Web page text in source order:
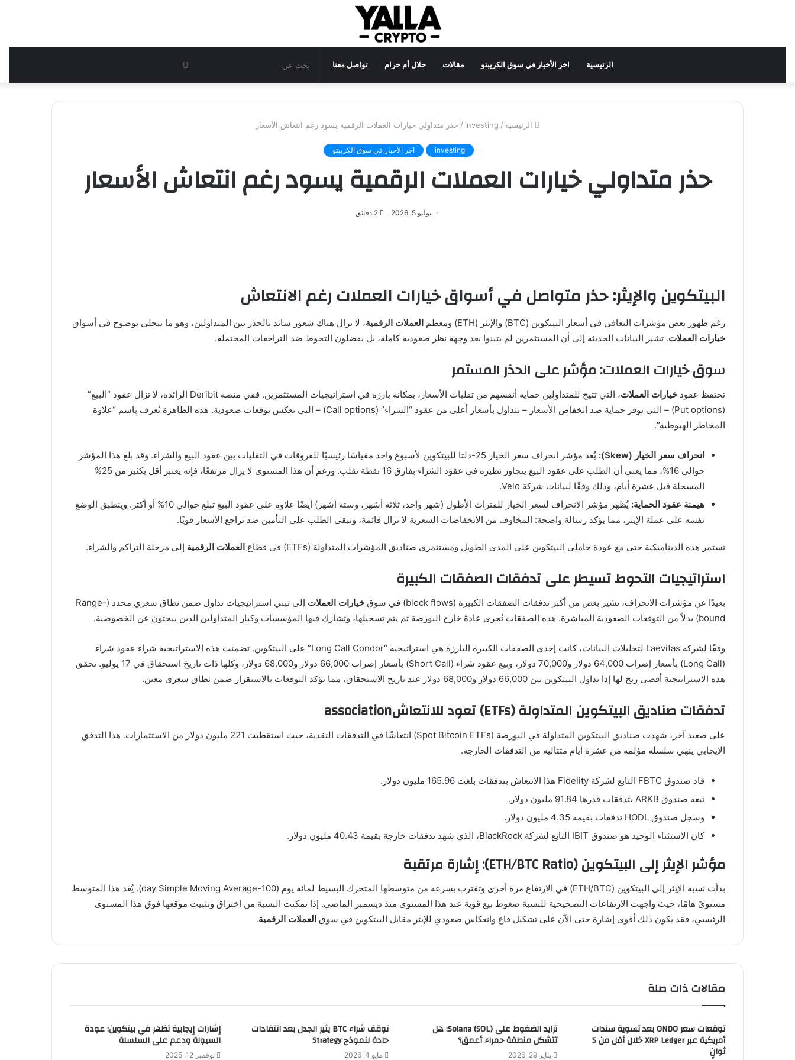
الرئيسية اخر الأخبار في سوق الكريبتو مقالات حلال أم حرام تواصل معنا
عن
الرئيسية /
investing
/ حذر متداولي خيارات العملات الرقمية يسود رغم انتعاش الأسعار
investing اخر الأخبار في سوق الكريبتو
حذر متداولي خيارات العملات الرقمية يسود رغم انتعاش الأسعار
يوليو 5, 2026 2 دقائق
البيتكوين والإيثر: حذر متواصل في أسواق خيارات العملات رغم الانتعاش
رغم ظهور بعض مؤشرات التعافي في أسعار البيتكوين (BTC) والإيثر (ETH) ومعظم العملات الرقمية، لا يزال هناك شعور سائد بالحذر بين المتداولين، وهو ما يتجلى بوضوح في أسواق
خيارات العملات. تشير البيانات الحديثة إلى أن المستثمرين لم يتبنوا بعد وجهة نظر صعودية كاملة، بل يفضلون التحوط ضد التراجعات المحتملة.
سوق خيارات العملات: مؤشر على الحذر المستمر
تحتفظ عقود خيارات العملات
، التي تتيح للمتداولين حماية أنفسهم من تقلبات الأسعار، بمكانة بارزة في استراتيجيات المستثمرين. ففي منصة Deribit الرائدة، لا تزال عقود “البيع”
(Put options) – التي توفر حماية ضد انخفاض الأسعار – تتداول بأسعار أعلى من عقود “الشراء” (Call options) – التي تعكس توقعات صعودية. هذه الظاهرة تُعرف باسم “علاوة
المخاطر الهبوطية”.
انحراف سعر الخيار (Skew):
يُعد مؤشر انحراف سعر الخيار 25-دلتا للبيتكوين لأسبوع واحد مقياسًا رئيسيًا للفروقات في التقلبات بين عقود البيع والشراء. وقد بلغ هذا المؤشر
حوالي 16%، مما يعني أن الطلب على عقود البيع يتجاوز نظيره في عقود الشراء بفارق 16 نقطة تقلب. ورغم أن هذا المستوى لا يزال مرتفعًا، فإنه يعتبر أقل بكثير من 25%
المسجلة قبل عشرة أيام، وذلك وفقًا لبيانات شركة Velo.
هيمنة عقود الحماية:
يُظهر مؤشر الانحراف لسعر الخيار للفترات الأطول (شهر واحد، ثلاثة أشهر، وستة أشهر) أيضًا علاوة على عقود البيع تبلغ حوالي 10% أو أكثر. وينطبق الوضع
نفسه على عملة الإيثر، مما يؤكد رسالة واضحة: المخاوف من الانخفاضات السعرية لا تزال قائمة، وتبقي الطلب على التأمين ضد تراجع الأسعار قويًا.
تستمر هذه الديناميكية حتى مع عودة حاملي البيتكوين على المدى الطويل ومستثمري صناديق المؤشرات المتداولة (ETFs) في قطاع العملات الرقمية إلى مرحلة التراكم والشراء.
استراتيجيات التحوط تسيطر على تدفقات الصفقات الكبيرة
بعيدًا عن مؤشرات الانحراف، تشير بعض من أكبر تدفقات الصفقات الكبيرة (block flows) في سوق خيارات العملات
إلى تبني استراتيجيات تداول ضمن نطاق سعري محدد (Range-
bound) بدلاً من التوقعات الصعودية المباشرة. هذه الصفقات تُجرى عادةً خارج البورصة ثم يتم تسجيلها، وتشارك فيها المؤسسات وكبار المتداولين الذين يبحثون عن الخصوصية.
وفقًا لشركة Laevitas لتحليلات البيانات، كانت إحدى الصفقات الكبيرة البارزة هي استراتيجية “Long Call Condor” على البيتكوين. تضمنت هذه الاستراتيجية شراء عقود شراء
(Long Call) بأسعار إضراب 64,000 دولار و70,000 دولار، وبيع عقود شراء (Short Call) بأسعار إضراب 66,000 دولار و68,000 دولار، وكلها ذات تاريخ استحقاق في 17 يوليو. تحقق
هذه الاستراتيجية أقصى ربح لها إذا تداول البيتكوين بين 66,000 دولار و68,000 دولار عند تاريخ الاستحقاق، مما يؤكد التوقعات بالاستقرار ضمن نطاق سعري معين.
تدفقات صناديق البيتكوين المتداولة (ETFs) تعود للانتعاشassociation
على صعيد آخر، شهدت صناديق البيتكوين المتداولة في البورصة (Spot Bitcoin ETFs) انتعاشًا في التدفقات النقدية، حيث استقطبت 221 مليون دولار من الاستثمارات. هذا التدفق
الإيجابي ينهي سلسلة مؤلمة من عشرة أيام متتالية من التدفقات الخارجة.
قاد صندوق FBTC التابع لشركة Fidelity هذا الانتعاش بتدفقات بلغت 165.96 مليون دولار.
تبعه صندوق ARKB بتدفقات قدرها 91.84 مليون دولار.
وسجل صندوق HODL تدفقات بقيمة 4.35 مليون دولار.
كان الاستثناء الوحيد هو صندوق IBIT التابع لشركة BlackRock، الذي شهد تدفقات خارجة بقيمة 40.43 مليون دولار.
مؤشر الإيثر إلى البيتكوين (ETH/BTC Ratio): إشارة مرتقبة
بدأت نسبة الإيثر إلى البيتكوين (ETH/BTC) في الارتفاع مرة أخرى وتقترب بسرعة من متوسطها المتحرك البسيط لمائة يوم (100-day Simple Moving Average). يُعد هذا المتوسط
مستوىً هامًا، حيث واجهت الارتفاعات التصحيحية للنسبة ضغوط بيع قوية عند هذا المستوى منذ ديسمبر الماضي. إذا تمكنت النسبة من اختراق وتثبيت موقعها فوق هذا المستوى
الرئيسي، فقد يكون ذلك أقوى إشارة حتى الآن على تشكيل قاع وانعكاس صعودي للإيثر مقابل البيتكوين في سوق العملات الرقمية.
مقالات ذات صلة
توقعات سعر ONDO بعد تسوية سندات
أمريكية عبر XRP Ledger خلال أقل من 5
ثوانٍ
تزايد الضغوط على Solana (SOL): هل
تتشكل منطقة حمراء أعمق؟
يناير 29, 2026
توقف شراء BTC يثير الجدل بعد انتقادات
حادة لنموذج Strategy
مايو 4, 2026
إشارات إيجابية تظهر في بيتكوين: عودة
السيولة ودعم على السلسلة
نوفمبر 12, 2025